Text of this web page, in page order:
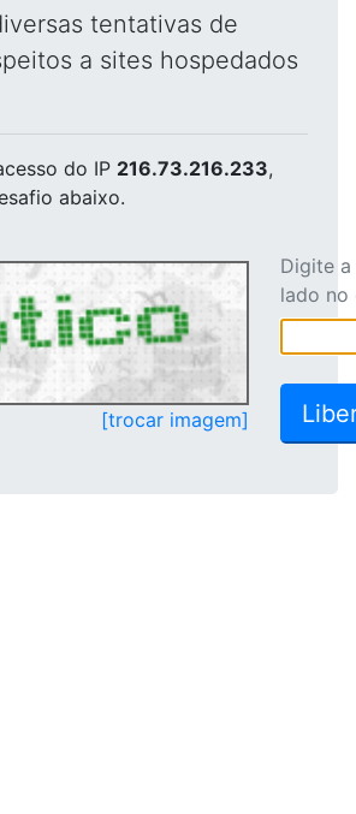
tentativas de
a sites hospedados
do IP 216.73.216.233,
abaixo.
[trocar imagem]
Digite
lado no